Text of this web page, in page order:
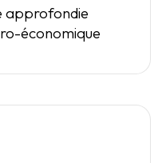
approfondie
économique